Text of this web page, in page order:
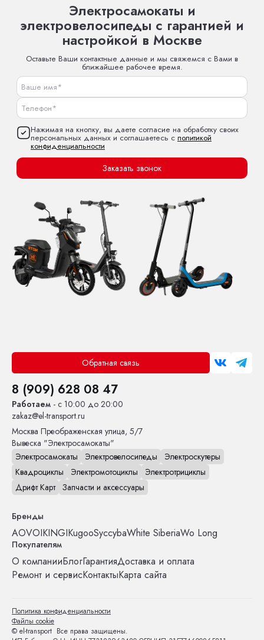
Электросамокаты и
электровелосипеды с гарантией и
настройкой в Москве
Оставьте Ваши контактные данные и мы свяжемся с Вами в
ближайшее рабочее время.
Нажимая на кнопку, вы даете согласие на обработку своих
персональных данных и соглашаетесь с политикой
конфиденциальности
Заказать звонок
Обратная связь
8 (909) 628 08 47
Работаем - с 10:00 до 20:00
zakaz@el-transport.ru
Москва Преображенская улица, 5/7
Вывеска "Электросамокаты"
Электросамокаты
Электровелосипеды
Электроскутеры
Квадроциклы
Электромотоциклы
Электротрициклы
Дрифт Карт Запчасти и аксессуары
Бренды
AOVOIKINGIKugooSyccybaWhite SiberiaWo Long
Покупателям
О компанииБлогГарантияДоставка и оплата
Ремонт и сервисКонтактыКарта сайта
© el-transport Все права защищены.
Политика конфиденциальности
Файлы cookie